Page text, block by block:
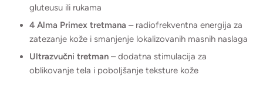
gluteusu ili rukama
4 Alma Primex tretmana – radiofrekventna energija za
zatezanje kože i smanjenje lokalizovanih masnih naslaga
Ultrazvučni tretman – dodatna stimulacija za
oblikovanje tela i poboljšanje teksture kože